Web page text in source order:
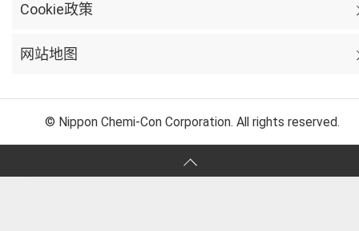
Cookie政策
网站地图
© Nippon Chemi-Con Corporation. All rights reserved.